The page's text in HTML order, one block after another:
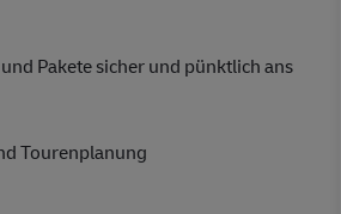
Pakete sicher und pünktlich ans
Tourenplanung